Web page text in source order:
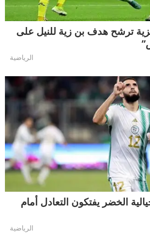
ترشح هدف بن زية للنيل على
الرياضية
الخضر يفتكون التعادل أمام
الرياضية